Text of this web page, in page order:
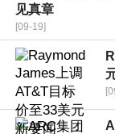
见真章
[09-19]